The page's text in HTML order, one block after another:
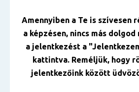
Amennyiben a Te is szívesen
a képzésen, nincs más
a jelentkezést a
kattintva. Reméljük, hogy
jelentkezőink között